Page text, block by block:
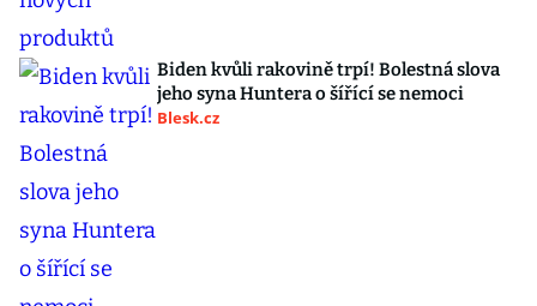
Biden kvůli rakovině trpí! Bolestná slova
jeho syna Huntera o šířící se nemoci
Blesk.cz